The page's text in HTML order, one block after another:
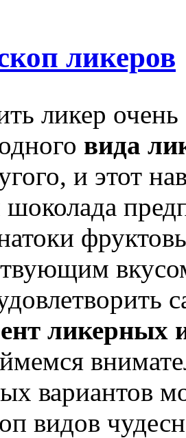
ликеров
ликер
вида
и этот
ликерных
вариантов
видов